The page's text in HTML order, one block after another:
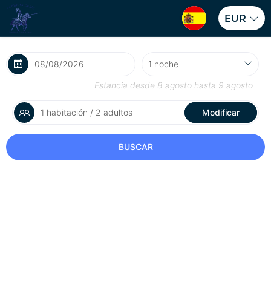
EUR
Estancia desde 8 agosto hasta 9 agosto
1 habitación / 2 adultos Modificar